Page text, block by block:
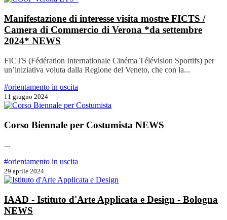
Manifestazione di interesse visita mostre FICTS /
Camera di Commercio di Verona *da settembre
2024* NEWS
FICTS (Fédération Internationale Cinéma Télévision Sportifs) per
un’iniziativa voluta dalla Regione del Veneto, che con la...
#orientamento in uscita
11 giugno 2024
Corso Biennale per Costumista NEWS
...
#orientamento in uscita
29 aprile 2024
IAAD - Istituto d'Arte Applicata e Design - Bologna
NEWS